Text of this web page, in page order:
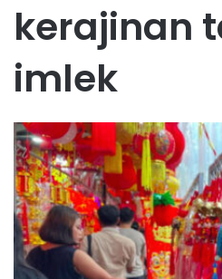
kerajinan
imlek